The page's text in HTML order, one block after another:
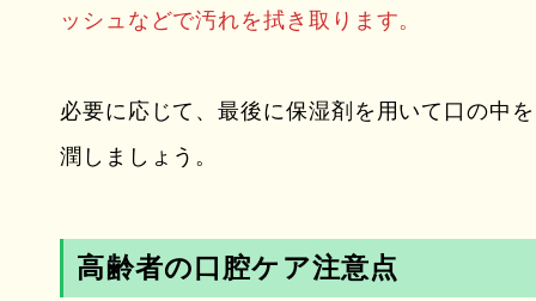
ッシュなどで汚れを拭き取ります。
必要に応じて、最後に保湿剤を用いて口の中を
潤しましょう。
高齢者の口腔ケア注意点